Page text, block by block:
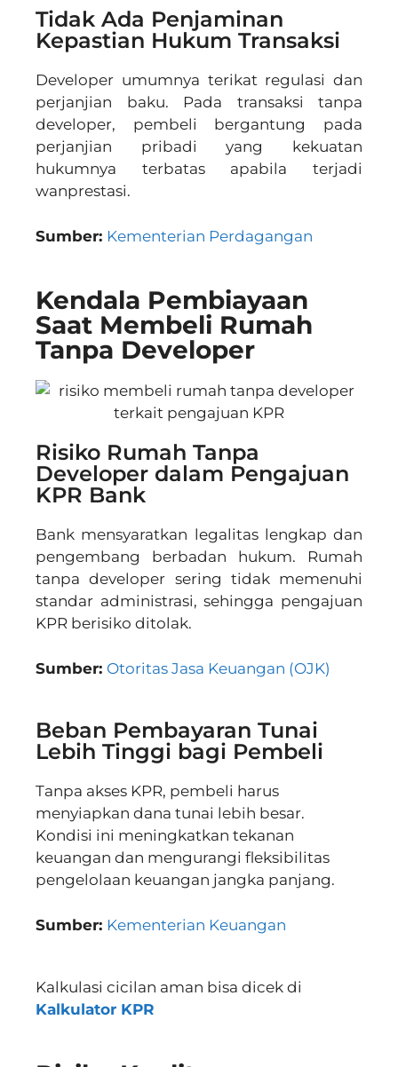
Tidak Ada Penjaminan
Kepastian Hukum Transaksi
Developer umumnya terikat regulasi dan
perjanjian baku. Pada transaksi tanpa
developer, pembeli bergantung pada
perjanjian pribadi yang kekuatan
hukumnya terbatas apabila terjadi
wanprestasi.
Sumber: Kementerian Perdagangan
Kendala Pembiayaan
Saat Membeli Rumah
Tanpa Developer
Risiko Rumah Tanpa
Developer dalam Pengajuan
KPR Bank
Bank mensyaratkan legalitas lengkap dan
pengembang berbadan hukum. Rumah
tanpa developer sering tidak memenuhi
standar administrasi, sehingga pengajuan
KPR berisiko ditolak.
Sumber: Otoritas Jasa Keuangan (OJK)
Beban Pembayaran Tunai
Lebih Tinggi bagi Pembeli
Tanpa akses KPR, pembeli harus
menyiapkan dana tunai lebih besar.
Kondisi ini meningkatkan tekanan
keuangan dan mengurangi fleksibilitas
pengelolaan keuangan jangka panjang.
Sumber: Kementerian Keuangan
Kalkulasi cicilan aman bisa dicek di
Kalkulator KPR